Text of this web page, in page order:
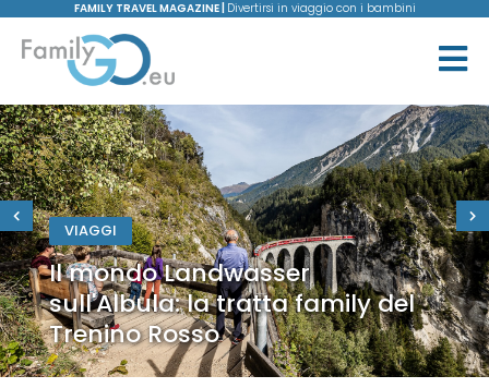
FAMILY TRAVEL MAGAZINE | Divertirsi in viaggio con i bambini
VIAGGI
Il mondo Landwasser
sull'Albula: la tratta family del
Trenino Rosso